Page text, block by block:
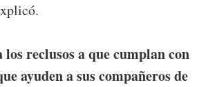
reclusos a que cumplan con
ayuden a sus compañeros de